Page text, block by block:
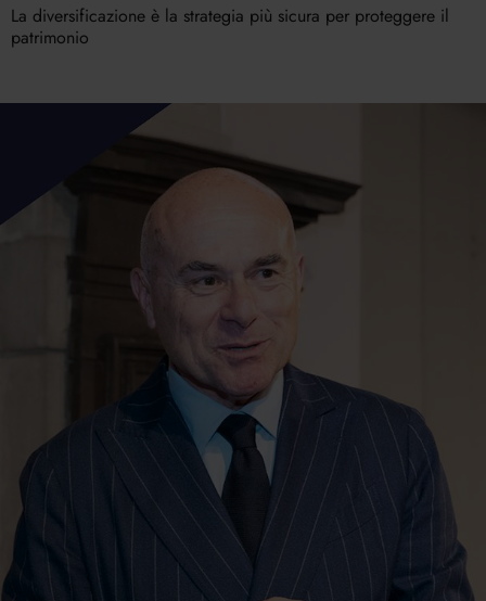
La diversificazione è la strategia più sicura per proteggere il
patrimonio